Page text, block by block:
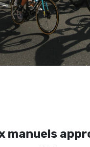
manuels